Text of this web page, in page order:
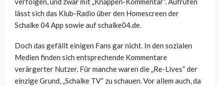
lässt sich das Klub-Radio über den Homescreen der
Schalke 04 App sowie auf schalke04.de.
Doch das gefällt einigen Fans gar nicht. In den sozialen
Medien finden sich entsprechende Kommentare
verärgerter Nutzer. Für manche waren die „Re-Lives“ der
einzige Grund, „Schalke TV“ zu schauen. Vor allem auch, da